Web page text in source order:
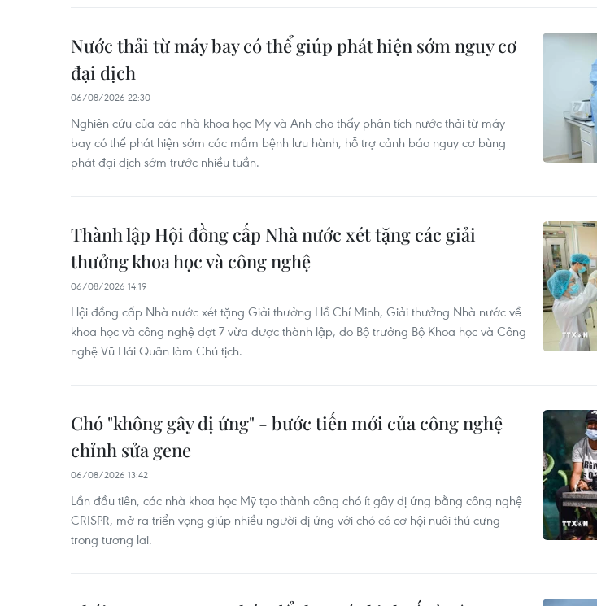
Nước thải từ máy bay có thể giúp phát hiện sớm nguy cơ
đại dịch
06/08/2026 22:30
Nghiên cứu của các nhà khoa học Mỹ và Anh cho thấy phân tích nước thải từ máy
bay có thể phát hiện sớm các mầm bệnh lưu hành, hỗ trợ cảnh báo nguy cơ bùng
phát đại dịch sớm trước nhiều tuần.
Thành lập Hội đồng cấp Nhà nước xét tặng các giải
thưởng khoa học và công nghệ
06/08/2026 14:19
Hội đồng cấp Nhà nước xét tặng Giải thưởng Hồ Chí Minh, Giải thưởng Nhà nước về
khoa học và công nghệ đợt 7 vừa được thành lập, do Bộ trưởng Bộ Khoa học và Công
nghệ Vũ Hải Quân làm Chủ tịch.
Chó "không gây dị ứng" - bước tiến mới của công nghệ
chỉnh sửa gene
06/08/2026 13:42
Lần đầu tiên, các nhà khoa học Mỹ tạo thành công chó ít gây dị ứng bằng công nghệ
CRISPR, mở ra triển vọng giúp nhiều người dị ứng với chó có cơ hội nuôi thú cưng
trong tương lai.